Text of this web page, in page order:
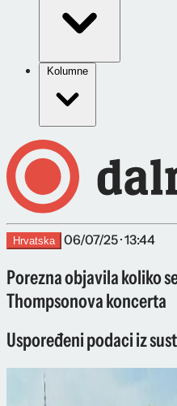
Kolumne
Hrvatska 06/07/25 · 13:44
Porezna objavila koliko
Thompsonova koncerta
Uspoređeni podaci iz